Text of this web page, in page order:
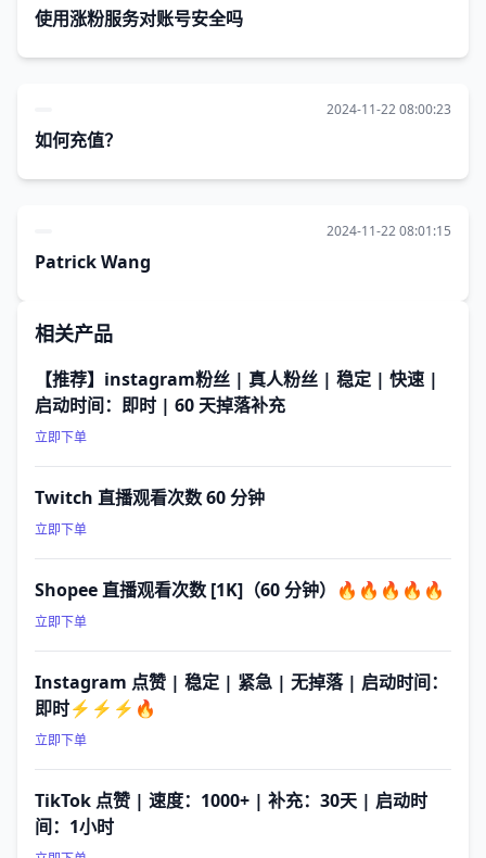
使用涨粉服务对账号安全吗
2024-11-22 08:00:23
如何充值？
2024-11-22 08:01:15
Patrick Wang
相关产品
【推荐】instagram粉丝 | 真人粉丝 | 稳定 | 快速 |
启动时间：即时 | 60 天掉落补充
立即下单
Twitch 直播观看次数 60 分钟
立即下单
Shopee 直播观看次数 [1K]（60 分钟）🔥🔥🔥🔥🔥
立即下单
Instagram 点赞 | 稳定 | 紧急 | 无掉落 | 启动时间：
即时⚡⚡⚡🔥
立即下单
TikTok 点赞 | 速度：1000+ | 补充：30天 | 启动时
间：1小时